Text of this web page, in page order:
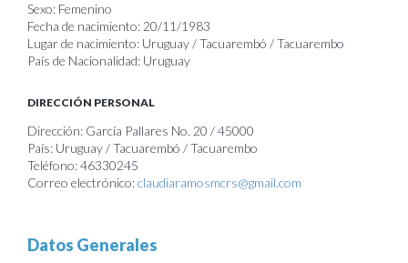
Sexo: Femenino
Fecha de nacimiento: 20/11/1983
Lugar de nacimiento: Uruguay / Tacuarembó / Tacuarembo
País de Nacionalidad: Uruguay
DIRECCIÓN PERSONAL
Dirección: García Pallares No. 20 / 45000
País: Uruguay / Tacuarembó / Tacuarembo
Teléfono: 46330245
Correo electrónico:claudiaramosmcrs@gmail.com
Datos Generales